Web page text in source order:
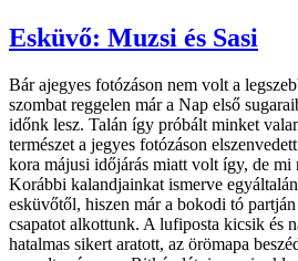
Esküvő: Muzsi és Sasi
Bár ajegyes fotózáson nem volt a
szombat reggelen már a Nap első
időnk lesz. Talán így próbált minket
természet a jegyes fotózáson
kora májusi időjárás miatt volt így, de
Korábbi kalandjainkat ismerve
esküvőtől, hiszen már a bokodi tó
csapatot alkottunk. A lufiposta kicsik és
hatalmas sikert aratott, az örömapa